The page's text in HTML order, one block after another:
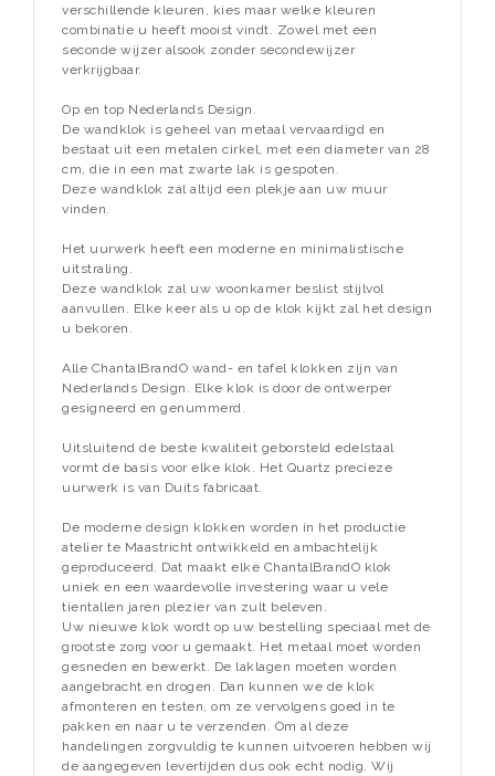
verschillende kleuren, kies maar welke kleuren
combinatie u heeft mooist vindt. Zowel met een
seconde wijzer alsook zonder secondewijzer
verkrijgbaar.
Op en top Nederlands Design.
De wandklok is geheel van metaal vervaardigd en
bestaat uit een metalen cirkel, met een diameter van 28
cm, die in een mat zwarte lak is gespoten.
Deze wandklok zal altijd een plekje aan uw muur
vinden.
Het uurwerk heeft een moderne en minimalistische
uitstraling.
Deze wandklok zal uw woonkamer beslist stijlvol
aanvullen. Elke keer als u op de klok kijkt zal het design
u bekoren.
Alle ChantalBrandO wand- en tafel klokken zijn van
Nederlands Design. Elke klok is door de ontwerper
gesigneerd en genummerd.
Uitsluitend de beste kwaliteit geborsteld edelstaal
vormt de basis voor elke klok. Het Quartz precieze
uurwerk is van Duits fabricaat.
De moderne design klokken worden in het productie
atelier te Maastricht ontwikkeld en ambachtelijk
geproduceerd. Dat maakt elke ChantalBrandO klok
uniek en een waardevolle investering waar u vele
tientallen jaren plezier van zult beleven.
Uw nieuwe klok wordt op uw bestelling speciaal met de
grootste zorg voor u gemaakt. Het metaal moet worden
gesneden en bewerkt. De laklagen moeten worden
aangebracht en drogen. Dan kunnen we de klok
afmonteren en testen, om ze vervolgens goed in te
pakken en naar u te verzenden. Om al deze
handelingen zorgvuldig te kunnen uitvoeren hebben wij
de aangegeven levertijden dus ook echt nodig. Wij